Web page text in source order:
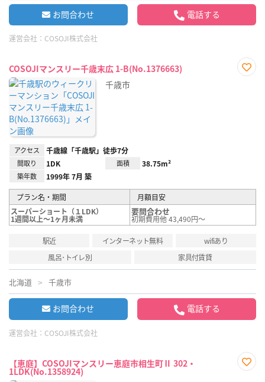
お問合わせ 電話する
運営会社： COSOJI株式会社
COSOJIマンスリー千歳末広 1-B(No.1376663)
千歳市
アクセス 千歳線「千歳駅」徒歩7分
間取り 1DK 面積 38.75m²
築年数 1999年 7月 築
プラン名・期間
月額目安
スーパーショート（１LDK）
1週間以上～1ヶ月未満
要問合わせ
初期費用他 43,490円～
駅近 インターネット無料
wifiあり
風呂･トイレ別
家具付賃貸
北海道 千歳市
お問合わせ 電話する
運営会社： COSOJI株式会社
【恵庭】COSOJIマンスリー恵庭市相生町Ⅱ 302・
1LDK(No.1358924)